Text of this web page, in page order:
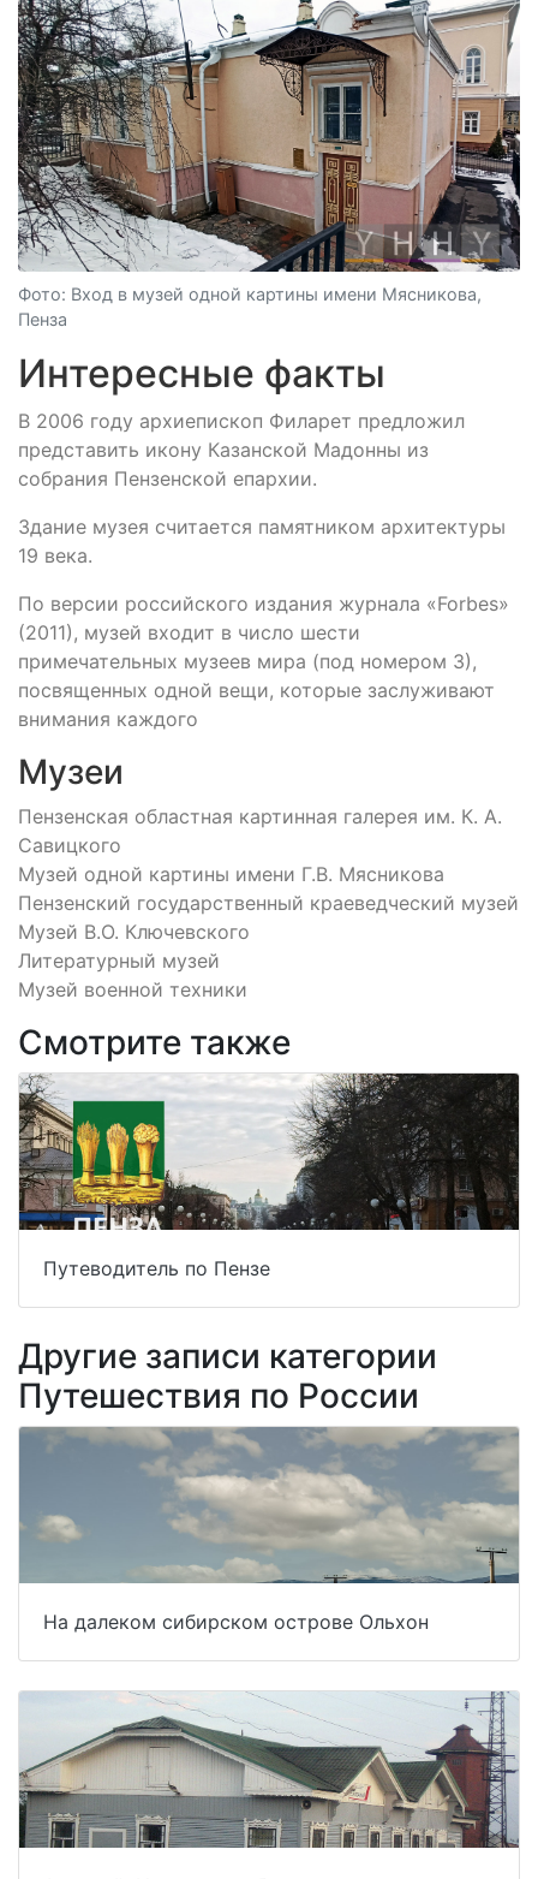
Фото: Вход в музей одной картины имени Мясникова,
Пенза
Интересные факты
В 2006 году архиепископ Филарет предложил
представить икону Казанской Мадонны из
собрания Пензенской епархии.
Здание музея считается памятником архитектуры
19 века.
По версии российского издания журнала «Forbes»
(2011), музей входит в число шести
примечательных музеев мира (под номером 3),
посвященных одной вещи, которые заслуживают
внимания каждого
Музеи
Пензенская областная картинная галерея им. К. А.
Савицкого
Музей одной картины имени Г.В. Мясникова
Пензенский государственный краеведческий музей
Музей В.О. Ключевского
Литературный музей
Музей военной техники
Смотрите также
Путеводитель по Пензе
Другие записи категории
Путешествия по России
На далеком сибирском острове Ольхон